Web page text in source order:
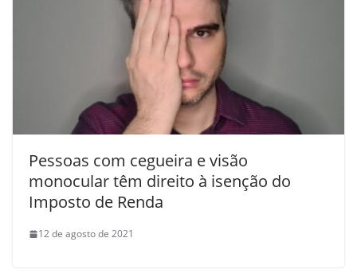
Pessoas com cegueira e visão
monocular têm direito à isenção do
Imposto de Renda
12 de agosto de 2021